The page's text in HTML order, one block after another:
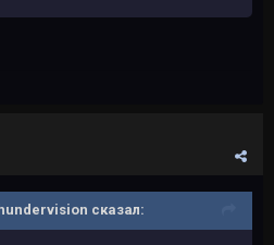
сказал: